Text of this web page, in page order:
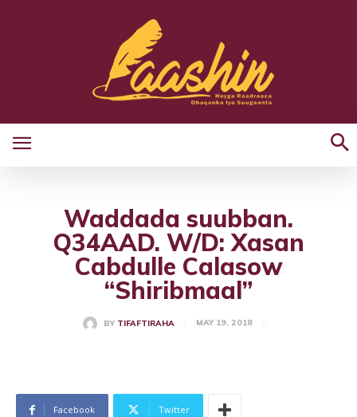
Waddada suubban.
Q34AAD. W/D: Xasan
Cabdulle Calasow
“Shiribmaal”
BY TIFAFTIRAHA MAY 19, 2018
Facebook Twitter